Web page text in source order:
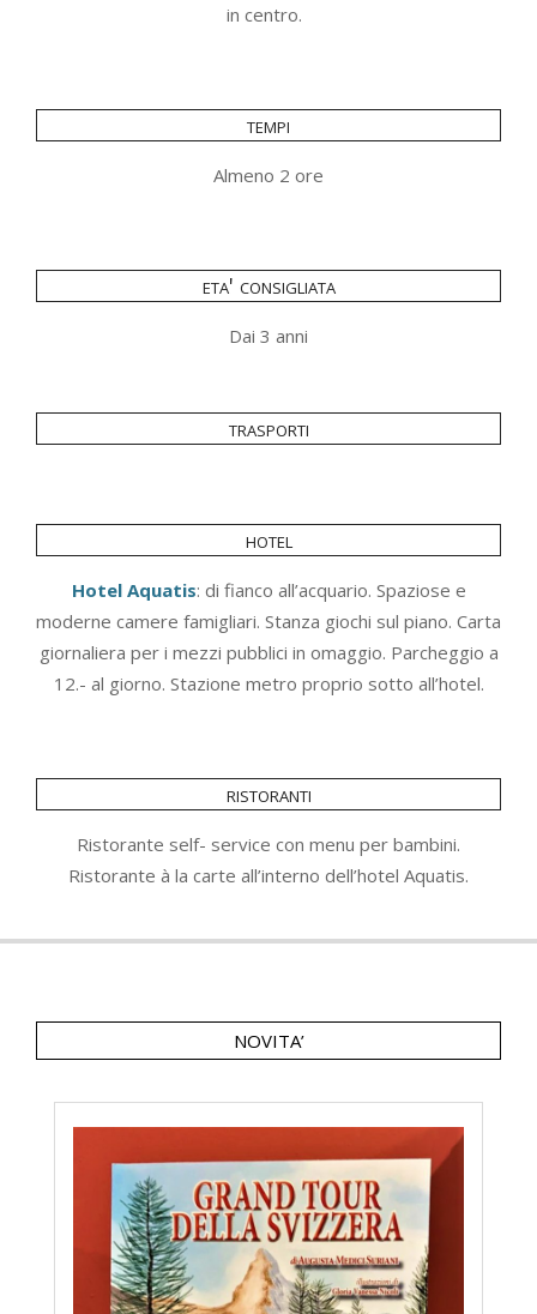
in centro.
tempi
Almeno 2 ore
eta' consigliata
Dai 3 anni
trasporti
hotel
Hotel Aquatis: di fianco all’acquario. Spaziose e
moderne camere famigliari. Stanza giochi sul piano. Carta
giornaliera per i mezzi pubblici in omaggio. Parcheggio a
12.- al giorno. Stazione metro proprio sotto all’hotel.
ristoranti
Ristorante self- service con menu per bambini.
Ristorante à la carte all’interno dell’hotel Aquatis.
NOVITA’